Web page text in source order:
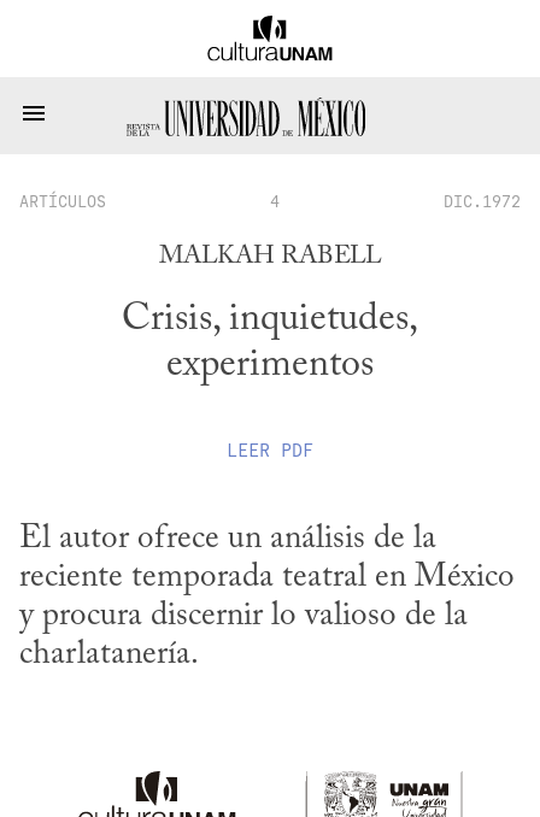
ARTÍCULOS 4 DIC.1972
MALKAH RABELL
Crisis, inquietudes,
experimentos
LEER PDF
El autor ofrece un análisis de la
reciente temporada teatral en México
y procura discernir lo valioso de la
charlatanería.